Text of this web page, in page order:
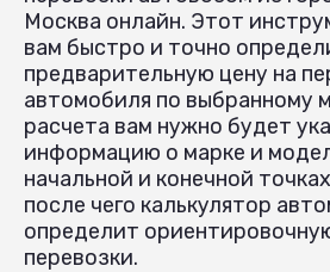
Москва онлайн. Этот
вам быстро и точно
предварительную цену на
автомобиля по выбранному
расчета вам нужно будет
информацию о марке и
начальной и конечной
после чего калькулятор
определит
перевозки.